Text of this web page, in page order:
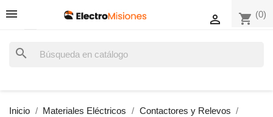
shopping_cart (0)

search
Inicio Materiales Eléctricos
Contactores y Relevos